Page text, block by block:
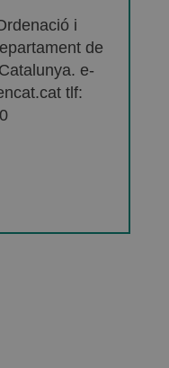
i
de
e-
tlf: